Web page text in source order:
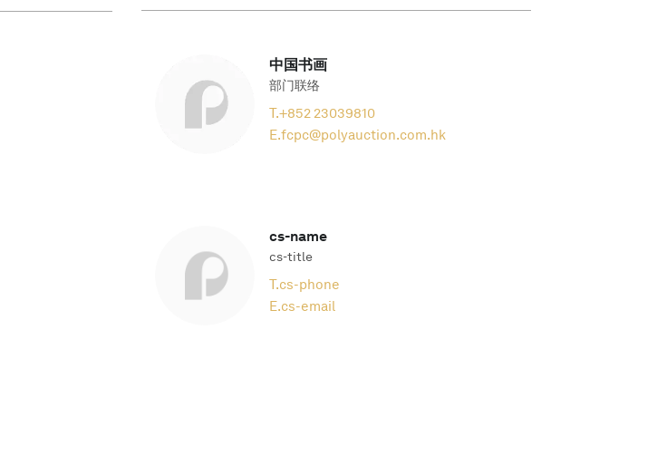
中国书画
部门联络
T.+852 23039810
E.fcpc@polyauction.com.hk
cs-name
cs-title
T.cs-phone
E.cs-email